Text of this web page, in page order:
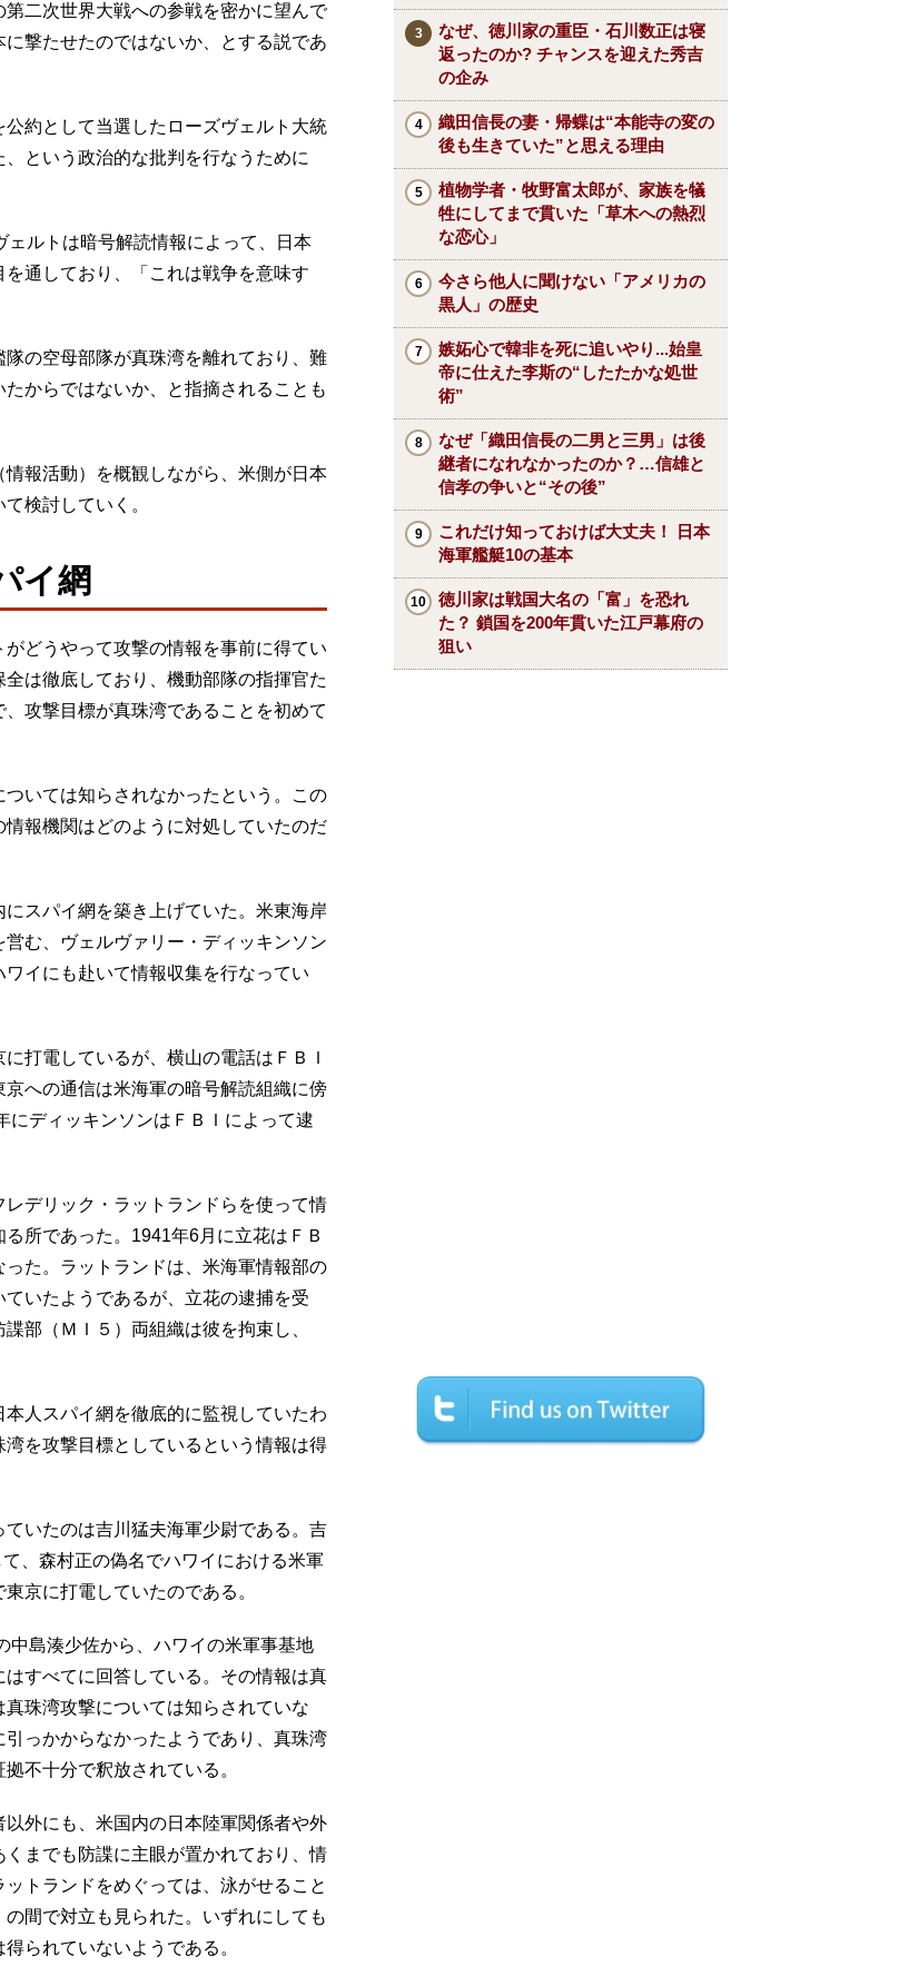
二次世界大戦への参戦を密かに望んで
撃たせたのではないか、とする説であ
約として当選したローズヴェルト大統
という政治的な批判を行なうために
ルトは暗号解読情報によって、日本
通しており、「これは戦争を意味す
の空母部隊が真珠湾を離れており、難
からではないか、と指摘されることも
報活動）を概観しながら、米側が日本
検討していく。
イ網
どうやって攻撃の情報を事前に得てい
は徹底しており、機動部隊の指揮官た
攻撃目標が真珠湾であることを初めて
いては知らされなかったという。この
報機関はどのように対処していたのだ
スパイ網を築き上げていた。米東海岸
む、ヴェルヴァリー・ディッキンソン
イにも赴いて情報収集を行なってい
打電しているが、横山の電話はＦＢＩ
京への通信は米海軍の暗号解読組織に傍
にディッキンソンはＦＢＩによって逮
デリック・ラットランドらを使って情
所であった。1941年6月に立花はＦＢ
た。ラットランドは、米海軍情報部の
いたようであるが、立花の逮捕を受
部（ＭＩ５）両組織は彼を拘束し、
人スパイ網を徹底的に監視していたわ
を攻撃目標としているという情報は得
いたのは吉川猛夫海軍少尉である。吉
、森村正の偽名でハワイにおける米軍
京に打電していたのである。
中島湊少佐から、ハワイの米軍事基地
すべてに回答している。その情報は真
珠湾攻撃については知らされていな
っかからなかったようであり、真珠湾
不十分で釈放されている。
外にも、米国内の日本陸軍関係者や外
までも防諜に主眼が置かれており、情
トランドをめぐっては、泳がせること
間で対立も見られた。いずれにしても
られていないようである。
なぜ、徳川家の重臣・石川数正は寝
返ったのか? チャンスを迎えた秀吉
の企み
織田信長の妻・帰蝶は“本能寺の変の
後も生きていた”と思える理由
植物学者・牧野富太郎が、家族を犠
牲にしてまで貫いた「草木への熱烈
な恋心」
今さら他人に聞けない「アメリカの
黒人」の歴史
嫉妬心で韓非を死に追いやり...始皇
帝に仕えた李斯の“したたかな処世
術”
なぜ「織田信長の二男と三男」は後
継者になれなかったのか？…信雄と
信孝の争いと“その後”
これだけ知っておけば大丈夫！ 日本
海軍艦艇10の基本
徳川家は戦国大名の「富」を恐れ
た？ 鎖国を200年貫いた江戸幕府の
狙い